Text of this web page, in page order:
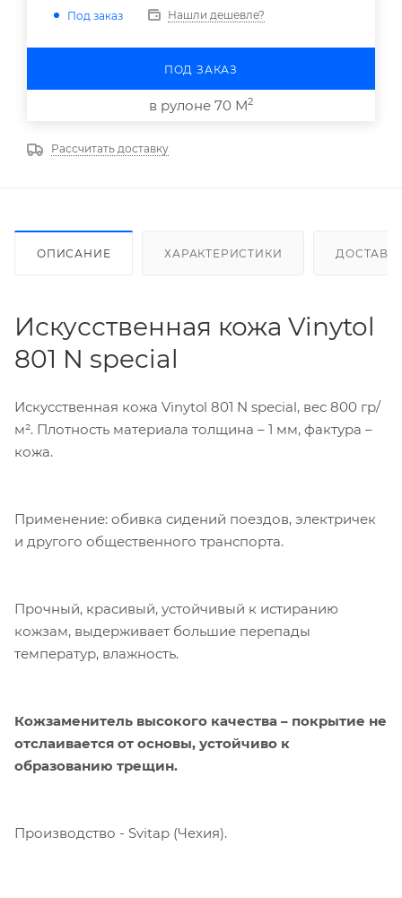
Под заказ Нашли дешевле?
ПОД ЗАКАЗ
в рулоне 70 М2
Рассчитать доставку
ОПИСАНИЕ ХАРАКТЕРИСТИКИ
Искусственная кожа Vinytol
801 N special
Искусственная кожа Vinytol 801 N special, вес 800 гр/
м². Плотность материала толщина – 1 мм, фактура –
кожа.
Применение: обивка сидений поездов, электричек
и другого общественного транспорта.
Прочный, красивый, устойчивый к истиранию
кожзам, выдерживает большие перепады
температур, влажность.
Кожзаменитель высокого качества – покрытие не
отслаивается от основы, устойчиво к
образованию трещин.
Производство - Svitap (Чехия).